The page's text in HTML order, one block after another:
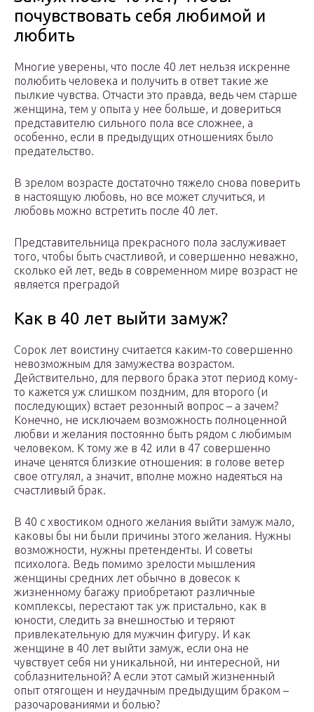
почувствовать себя любимой и
любить
Многие уверены, что после 40 лет нельзя искренне
полюбить человека и получить в ответ такие же
пылкие чувства. Отчасти это правда, ведь чем старше
женщина, тем у опыта у нее больше, и довериться
представителю сильного пола все сложнее, а
особенно, если в предыдущих отношениях было
предательство.
В зрелом возрасте достаточно тяжело снова поверить
в настоящую любовь, но все может случиться, и
любовь можно встретить после 40 лет.
Представительница прекрасного пола заслуживает
того, чтобы быть счастливой, и совершенно неважно,
сколько ей лет, ведь в современном мире возраст не
является преградой
Как в 40 лет выйти замуж?
Сорок лет воистину считается каким-то совершенно
невозможным для замужества возрастом.
Действительно, для первого брака этот период кому-
то кажется уж слишком поздним, для второго (и
последующих) встает резонный вопрос – а зачем?
Конечно, не исключаем возможность полноценной
любви и желания постоянно быть рядом с любимым
человеком. К тому же в 42 или в 47 совершенно
иначе ценятся близкие отношения: в голове ветер
свое отгулял, а значит, вполне можно надеяться на
счастливый брак.
В 40 с хвостиком одного желания выйти замуж мало,
каковы бы ни были причины этого желания. Нужны
возможности, нужны претенденты. И советы
психолога. Ведь помимо зрелости мышления
женщины средних лет обычно в довесок к
жизненному багажу приобретают различные
комплексы, перестают так уж пристально, как в
юности, следить за внешностью и теряют
привлекательную для мужчин фигуру. И как
женщине в 40 лет выйти замуж, если она не
чувствует себя ни уникальной, ни интересной, ни
соблазнительной? А если этот самый жизненный
опыт отягощен и неудачным предыдущим браком –
разочарованиями и болью?